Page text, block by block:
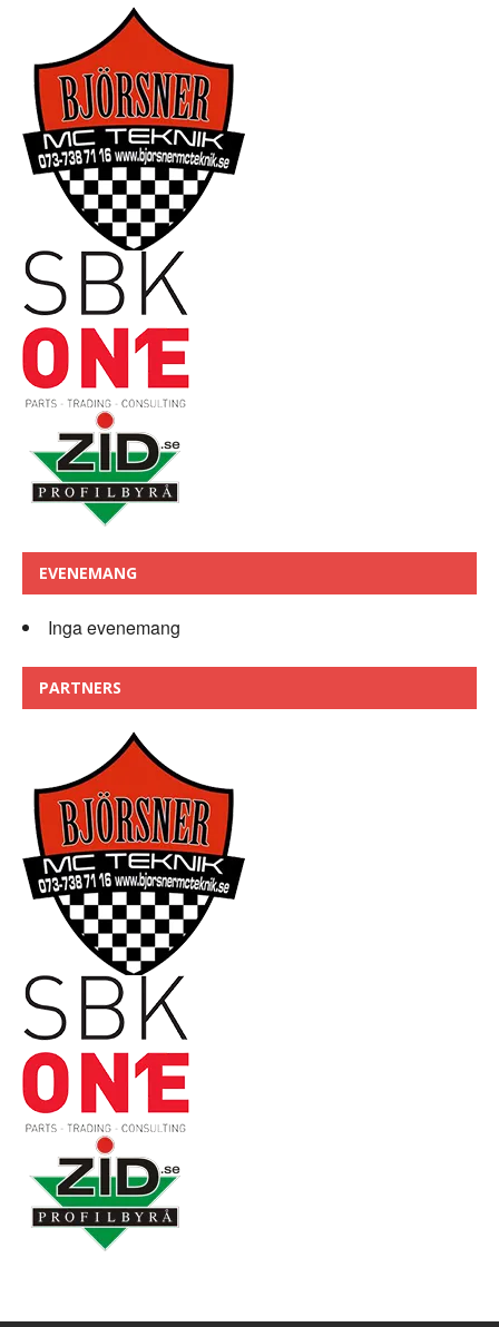
EVENEMANG
Inga evenemang
PARTNERS